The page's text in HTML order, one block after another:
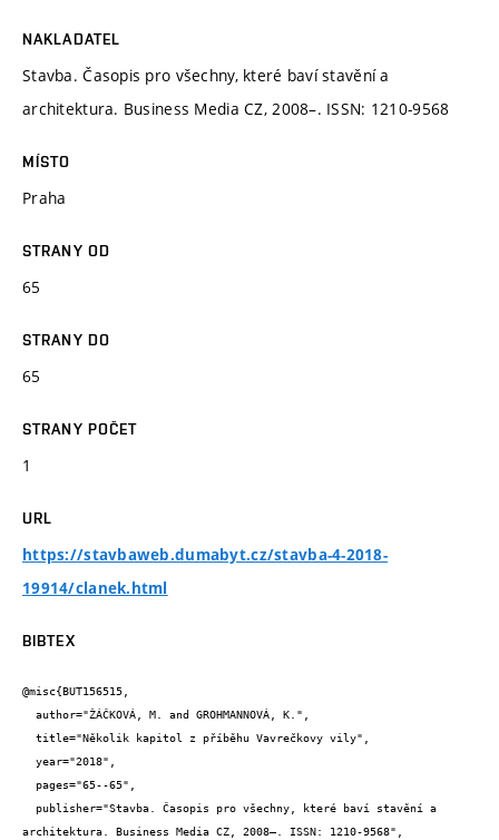
NAKLADATEL
Stavba. Časopis pro všechny, které baví stavění a
architektura. Business Media CZ, 2008–. ISSN: 1210-9568
MÍSTO
Praha
STRANY OD
65
STRANY DO
65
STRANY POČET
1
URL
https://stavbaweb.dumabyt.cz/stavba-4-2018-
19914/clanek.html
BIBTEX
@misc{BUT156515,
architektura. Business Media CZ, 2008–. ISSN: 1210-9568",